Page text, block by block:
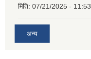
मिति: 07/21/2025 - 11:53
अन्य